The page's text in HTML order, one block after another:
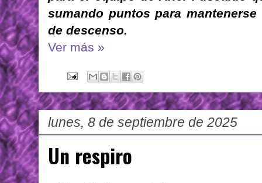
sumando puntos para
de descenso.
Ver más »
lunes, 8 de septiembre de 2025
Un respiro